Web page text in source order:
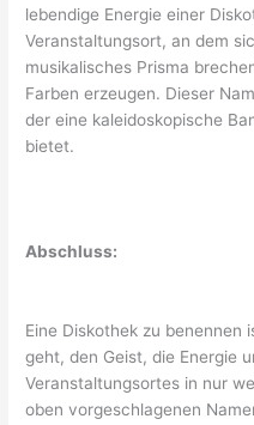
lebendige Energie einer
Veranstaltungsort, an dem
musikalisches Prisma
Farben erzeugen. Dieser
der eine kaleidoskopische
bietet.
Abschluss:
Eine Diskothek zu benennen
geht, den Geist, die Energie
Veranstaltungsortes in nur
oben vorgeschlagenen